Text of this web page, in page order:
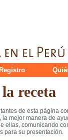
Registro
receta
de esta página
mejor manera de
ellas, comunicando
para su presentación.